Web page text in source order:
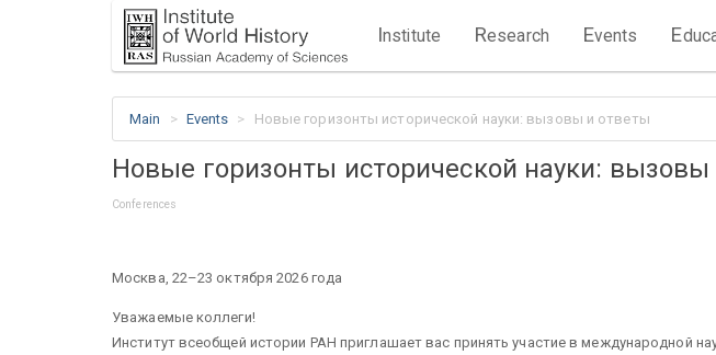
Institute Research Events E
Main Events Новые горизонты исторической науки: вызовы и ответы
Новые горизонты исторической науки: вызовы
Conferences
Москва, 22–23 октября 2026 года
Уважаемые коллеги!
Институт всеобщей истории РАН приглашает вас принять участие в международной